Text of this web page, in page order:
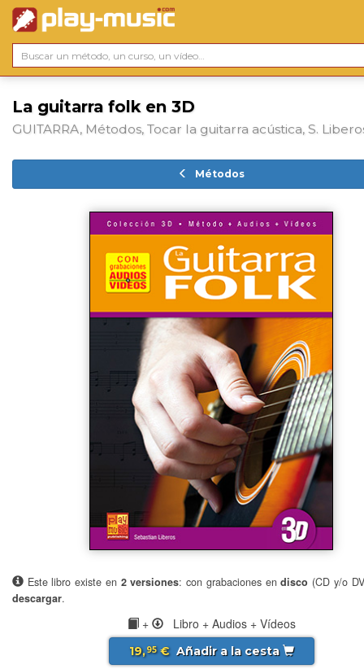
La guitarra folk en 3D
GUITARRA, Métodos, Tocar la guitarra acústica, S.
Métodos
Este libro existe en 2 versiones: con grabaciones endisco (CD y/o
descargar.
+ Libro + Audios + Vídeos
19,95€ Añadir a la cesta